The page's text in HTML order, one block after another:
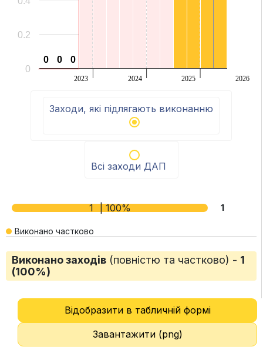
0
0 0
0 0
0
2023 2024 2025 2026
0
0.2
Заходи, які підлягають виконанню
Всі заходи ДАП
1 | 100% 1
Виконано частково
Виконано заходів (повністю та частково) - 1
(100%)
Відобразити в табличній формі
Завантажити (png)